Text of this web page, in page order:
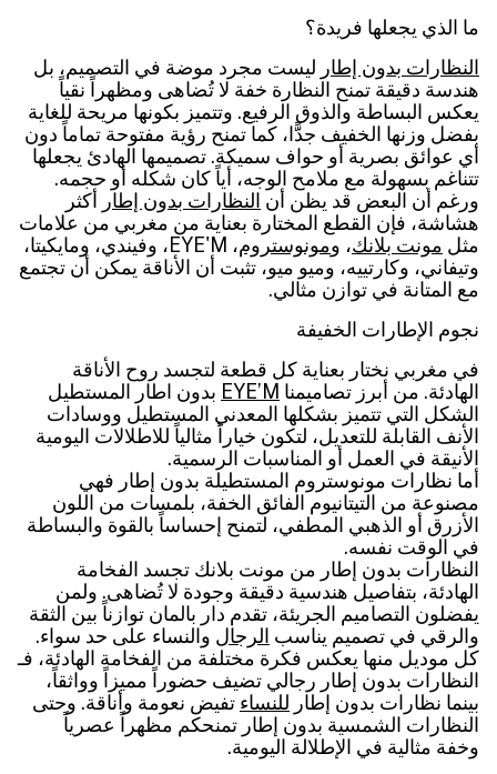
ما الذي يجعلها فريدة؟
النظارات بدون إطار ليست مجرد موضة في التصميم، بل
هندسة دقيقة تمنح النظارة خفة لا تُضاهى ومظهراً نقياً
يعكس البساطة والذوق الرفيع. وتتميز بكونها مريحة للغاية
بفضل وزنها الخفيف جدًّا، كما تمنح رؤية مفتوحة تماماً دون
أي عوائق بصرية أو حواف سميكة. تصميمها الهادئ يجعلها
تتناغم بسهولة مع ملامح الوجه، أياً كان شكله أو حجمه.
ورغم أن البعض قد يظن أن النظارات بدون إطار أكثر
هشاشة، فإن القطع المختارة بعناية من مغربي من علامات
مثل مونت بلانك، ومونوستروم
، EYE'M، وفيندي، ومايكيتا،
وتيفاني، وكارتييه، وميو ميو، تثبت أن الأناقة يمكن أن تجتمع
مع المتانة في توازن مثالي.
نجوم الإطارات الخفيفة
في مغربي نختار بعناية كل قطعة لتجسد روح الأناقة
الهادئة. من أبرز تصاميمنا EYE’M بدون اطار المستطيل
الشكل التي تتميز بشكلها المعدني المستطيل ووسادات
الأنف القابلة للتعديل، لتكون خياراً مثالياً للاطلالات اليومية
الأنيقة في العمل أو المناسبات الرسمية.
أما نظارات مونوستروم المستطيلة بدون إطار فهي
مصنوعة من التيتانيوم الفائق الخفة، بلمسات من اللون
الأزرق أو الذهبي المطفي، لتمنح إحساساً بالقوة والبساطة
في الوقت نفسه.
النظارات بدون إطار من مونت بلانك تجسد الفخامة
الهادئة، بتفاصيل هندسية دقيقة وجودة لا تُضاهى. ولمن
يفضلون التصاميم الجريئة، تقدم دار بالمان توازناً بين الثقة
والرقي في تصميم يناسب الرجال والنساء على حد سواء.
كل موديل منها يعكس فكرة مختلفة من الفخامة الهادئة، فـ
النظارات بدون إطار رجالي تضيف حضوراً مميزاً وواثقاً،
بينما نظارات بدون إطار للنساء تفيض نعومة وأناقة. وحتى
النظارات الشمسية بدون إطار تمنحكم مظهراً عصرياً
وخفة مثالية في الإطلالة اليومية.